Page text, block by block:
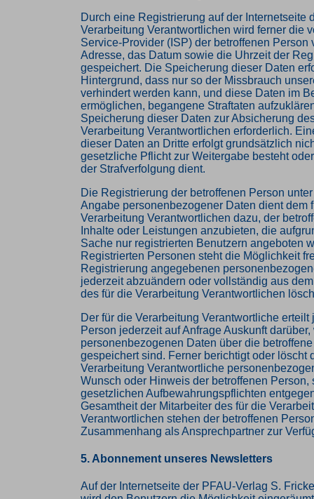
Durch eine Registrierung auf der Internetseite
Verarbeitung Verantwortlichen wird ferner die
Service-Provider (ISP) der betroffenen Person
Adresse, das Datum sowie die Uhrzeit der
gespeichert. Die Speicherung dieser Daten
Hintergrund, dass nur so der Missbrauch
verhindert werden kann, und diese Daten im
ermöglichen, begangene Straftaten
Speicherung dieser Daten zur Absicherung
Verarbeitung Verantwortlichen erforderlich.
dieser Daten an Dritte erfolgt grundsätzlich
gesetzliche Pflicht zur Weitergabe besteht
der Strafverfolgung dient.
Die Registrierung der betroffenen Person
Angabe personenbezogener Daten dient dem
Verarbeitung Verantwortlichen dazu, der
Inhalte oder Leistungen anzubieten, die
Sache nur registrierten Benutzern angeboten
Registrierten Personen steht die Möglichkeit
Registrierung angegebenen
jederzeit abzuändern oder vollständig aus
des für die Verarbeitung Verantwortlichen
Der für die Verarbeitung Verantwortliche erteilt
Person jederzeit auf Anfrage Auskunft
personenbezogenen Daten über die
gespeichert sind. Ferner berichtigt oder löscht
Verarbeitung Verantwortliche
Wunsch oder Hinweis der betroffenen Person,
gesetzlichen Aufbewahrungspflichten
Gesamtheit der Mitarbeiter des für die
Verantwortlichen stehen der betroffenen
Zusammenhang als Ansprechpartner zur
5. Abonnement unseres Newsletters
Auf der Internetseite der PFAU-Verlag S.